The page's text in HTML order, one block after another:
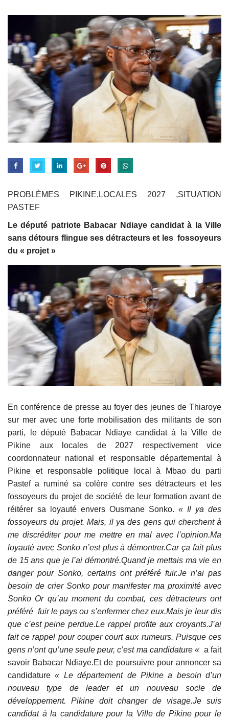
PROBLÈMES PIKINE,LOCALES 2027 ,SITUATION
PASTEF
Le député patriote Babacar Ndiaye candidat à la Ville
sans détours flingue ses détracteurs et les fossoyeurs
du « projet »
En conférence de presse au foyer des jeunes de Thiaroye
sur mer avec une forte mobilisation des militants de son
parti, le député Babacar Ndiaye candidat à la Ville de
Pikine aux locales de 2027 respectivement vice
coordonnateur national et responsable départemental à
Pikine et responsable politique local à Mbao du parti
Pastef a ruminé sa colère contre ses détracteurs et les
fossoyeurs du projet de société de leur formation avant de
réitérer sa loyauté envers Ousmane Sonko. « Il ya des
fossoyeurs du projet. Mais, il ya des gens qui cherchent à
me discréditer pour me mettre en mal avec l’opinion.Ma
loyauté avec Sonko n’est plus à démontrer.Car ça fait plus
de 15 ans que je l’ai démontré.Quand je mettais ma vie en
danger pour Sonko, certains ont préféré fuir.Je n’ai pas
besoin de crier Sonko pour manifester ma proximité avec
Sonko Or qu’au moment du combat, ces détracteurs ont
préféré fuir le pays ou s’enfermer chez eux.Mais je leur dis
que c’est peine perdue.Le rappel profite aux croyants.J’ai
fait ce rappel pour couper court aux rumeurs. Puisque ces
gens n’ont qu’une seule peur, c’est ma candidature « a fait
savoir Babacar Ndiaye.Et de poursuivre pour annoncer sa
candidature« Le département de Pikine a besoin d’un
nouveau type de leader et un nouveau socle de
développement. Pikine doit changer de visage.Je suis
candidat à la candidature pour la Ville de Pikine pour le